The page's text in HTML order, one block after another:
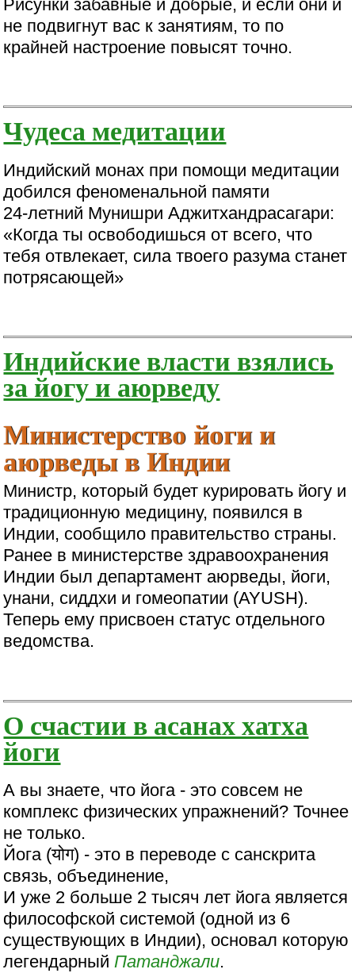
Рисунки забавные и добрые, и если они и
не подвигнут вас к занятиям, то по
крайней настроение повысят точно.
Чудеса медитации
Индийский монах при помощи медитации
добился феноменальной памяти
24-летний Мунишри Аджитхандрасагари:
«Когда ты освободишься от всего, что
тебя отвлекает, сила твоего разума станет
потрясающей»
Индийские власти взялись
за йогу и аюрведу
Министерство йоги и
аюрведы в Индии
Министр, который будет курировать йогу и
традиционную медицину, появился в
Индии, сообщило правительство страны.
Ранее в министерстве здравоохранения
Индии был департамент аюрведы, йоги,
унани, сиддхи и гомеопатии (AYUSH).
Теперь ему присвоен статус отдельного
ведомства.
О счастии в асанах хатха
йоги
А вы знаете, что йога - это совсем не
комплекс физических упражнений? Точнее
не только.
Йога (योग) - это в переводе с санскрита
связь, объединение,
И уже 2 больше 2 тысяч лет йога является
философской системой (одной из 6
существующих в Индии), основал которую
легендарныйПатанджали.